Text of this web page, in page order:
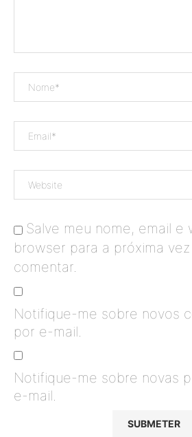
Salve meu nome, email e
browser para a próxima
comentar.
Notifique-me sobre novos
por e-mail.
Notifique-me sobre novas
e-mail.